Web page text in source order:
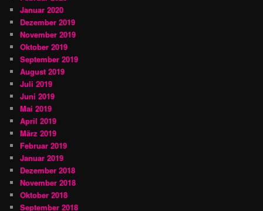
Januar 2020
Dezember 2019
November 2019
Oktober 2019
September 2019
August 2019
Juli 2019
Juni 2019
Mai 2019
April 2019
März 2019
Februar 2019
Januar 2019
Dezember 2018
November 2018
Oktober 2018
September 2018